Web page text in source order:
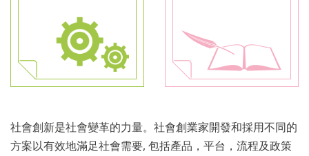
社會創新是社會變革的力量。社會創業家開發和採用不同的
方案以有效地滿足社會需要, 包括產品，平台，流程及政策